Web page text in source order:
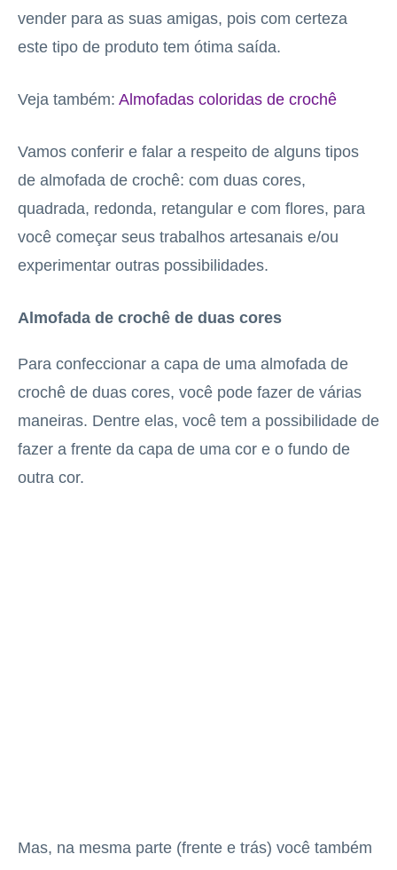
vender para as suas amigas, pois com certeza
este tipo de produto tem ótima saída.
Veja também: Almofadas coloridas de crochê
Vamos conferir e falar a respeito de alguns tipos
de almofada de crochê: com duas cores,
quadrada, redonda, retangular e com flores, para
você começar seus trabalhos artesanais e/ou
experimentar outras possibilidades.
Almofada de crochê de duas cores
Para confeccionar a capa de uma almofada de
crochê de duas cores, você pode fazer de várias
maneiras. Dentre elas, você tem a possibilidade de
fazer a frente da capa de uma cor e o fundo de
outra cor.
Mas, na mesma parte (frente e trás) você também